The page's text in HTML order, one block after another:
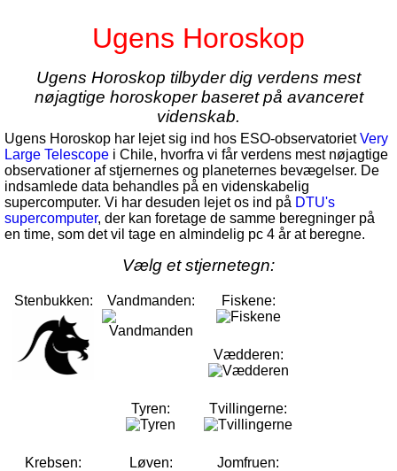
Ugens Horoskop
Ugens Horoskop tilbyder dig verdens mest
nøjagtige horoskoper baseret på avanceret
videnskab.
Ugens Horoskop har lejet sig ind hos ESO-observatorietVery
Large Telescope i Chile, hvorfra vi får verdens mest nøjagtige
observationer af stjernernes og planeternes bevægelser. De
indsamlede data behandles på en videnskabelig
supercomputer. Vi har desuden lejet os ind på DTU's
supercomputer, der kan foretage de samme beregninger på
en time, som det vil tage en almindelig pc 4 år at beregne.
Vælg et stjernetegn:
Stenbukken: Vandmanden: Fiskene:
Vædderen:
Tyren: Tvillingerne:
Krebsen: Løven: Jomfruen: